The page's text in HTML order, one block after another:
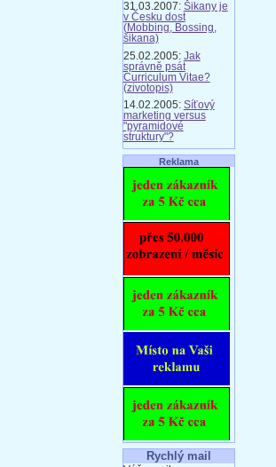
31.03.2007: Šikany je
v Česku dost
(Mobbing, Bossing,
šikana)
25.02.2005: Jak
správně psát
Curriculum Vitae?
(zivotopis)
14.02.2005: Síťový
marketing versus
"pyramidové
struktury"?
Reklama
Rychlý mail